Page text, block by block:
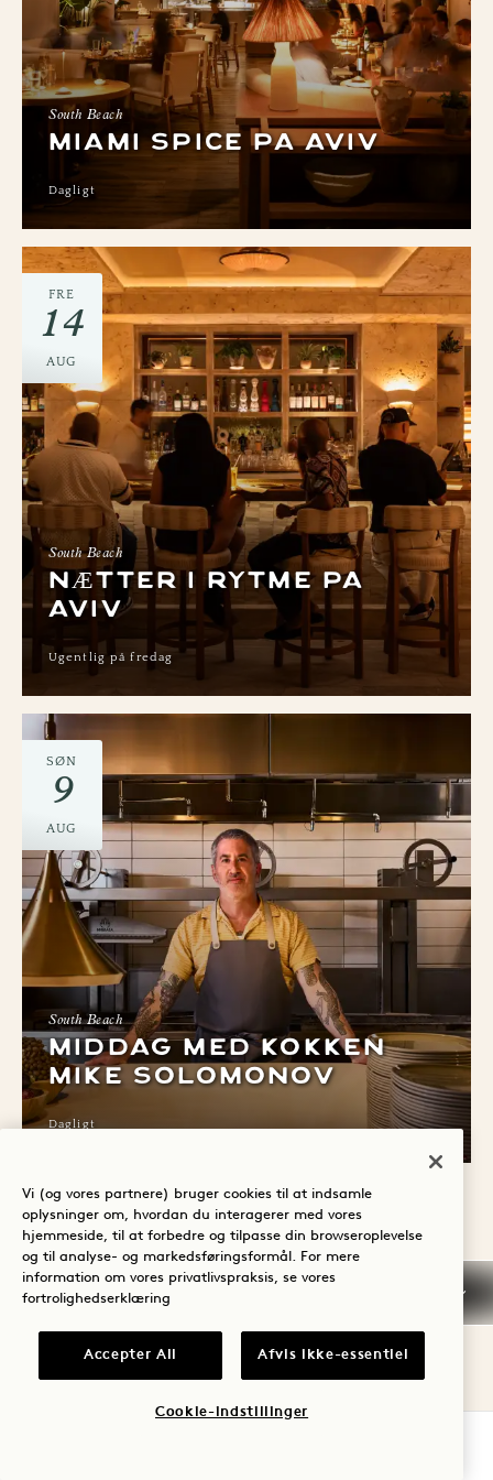
South Beach
MIAMI SPICE PÅ AVIV
Dagligt
FRE
14
AUG
South Beach
NÆTTER I RYTME PÅ
AVIV
Ugentlig på fredag
SØN
9
AUG
South Beach
MIDDAG MED KOKKEN
MIKE SOLOMONOV
Dagligt
TILMELDING TIL AVIV
SOUTH BEACH
Vi (og vores partnere) bruger cookies til at indsamle
oplysninger om, hvordan du interagerer med vores
hjemmeside, til at forbedre og tilpasse din browseroplevelse
og til analyse- og markedsføringsformål. For mere
information om vores privatlivspraksis, se vores
fortrolighedserklæring
Accepter All Afvis ikke-essentiel
Cookie-indstillinger